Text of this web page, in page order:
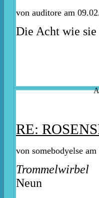
von auditore am
Die Acht wie sie
RE:
von somebodyelse
Trommelwirbel
Neun